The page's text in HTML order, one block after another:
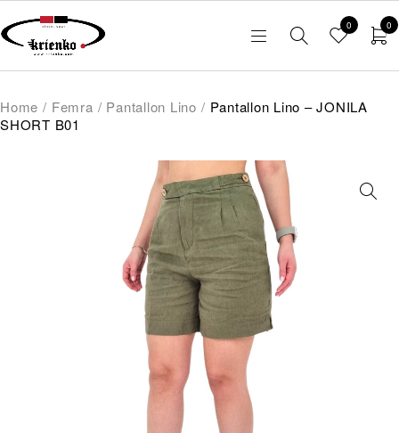
0 0
Home / Femra / Pantallon Lino / Pantallon Lino – JONILA
SHORT B01